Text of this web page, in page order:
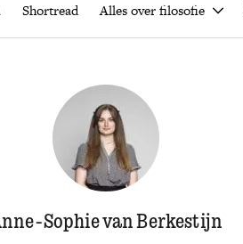
Shortread Alles over filosofie
Sophie van Berkestijn